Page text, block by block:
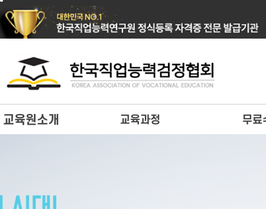
교육원소개 교육과정 무료